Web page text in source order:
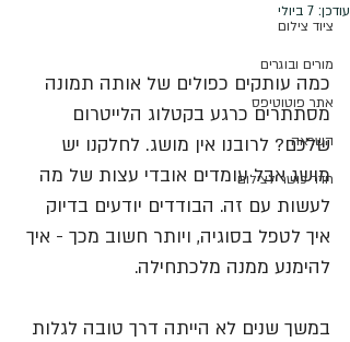
ציוד צילום
מורים ובוגרים
אתר פוטוטיפס
השראה
חדר כושר לצילום
עודכן: 7 ביולי
כמה עותקים כפולים של אותה תמונה
מסתתרים כרגע בקטלוג הלייטרום
שלכם? לרובנו אין מושג. לחלקנו יש
מושג אבל עומדים אובדי עצות של מה
לעשות עם זה. הבודדים יודעים בדיוק
איך לטפל בסוגיה, ויותר חשוב מכך - איך
להימנע ממנה מלכתחילה.
במשך שנים לא הייתה דרך טובה לגלות